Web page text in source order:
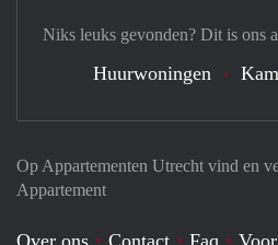
Op Appartementen Utrecht vind en
Appartement
Over ons Contact Faq
Niks leuks gevonden? Dit is ons
Huurwoningen